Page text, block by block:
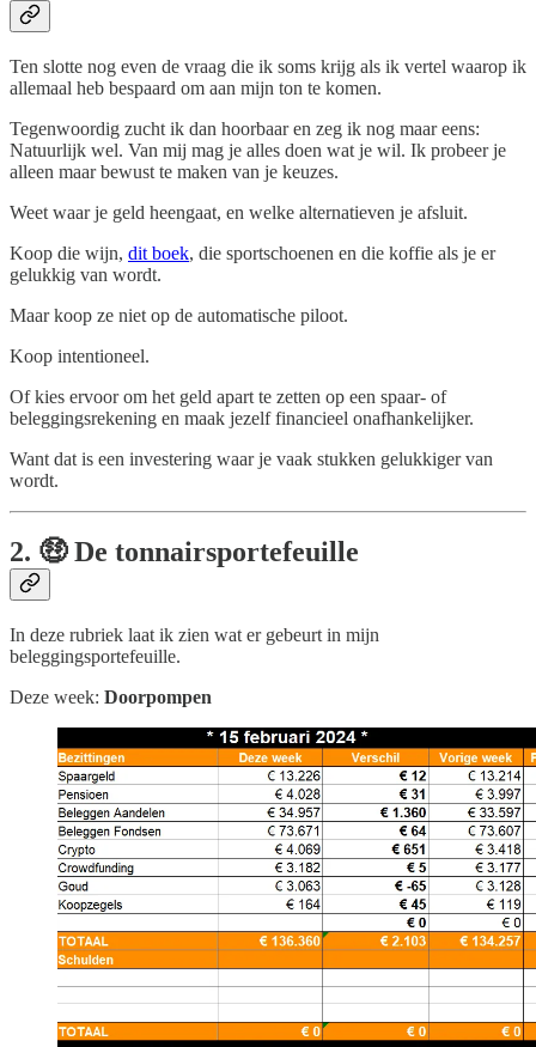
Ten slotte nog even de vraag die ik soms krijg als ik vertel waarop ik
allemaal heb bespaard om aan mijn ton te komen.
Tegenwoordig zucht ik dan hoorbaar en zeg ik nog maar eens:
Natuurlijk wel. Van mij mag je alles doen wat je wil. Ik probeer je
alleen maar bewust te maken van je keuzes.
Weet waar je geld heengaat, en welke alternatieven je afsluit.
Koop die wijn, dit boek, die sportschoenen en die koffie als je er
gelukkig van wordt.
Maar koop ze niet op de automatische piloot.
Koop intentioneel.
Of kies ervoor om het geld apart te zetten op een spaar- of
beleggingsrekening en maak jezelf financieel onafhankelijker.
Want dat is een investering waar je vaak stukken gelukkiger van
wordt.
2. 🤑 De tonnairsportefeuille
In deze rubriek laat ik zien wat er gebeurt in mijn
beleggingsportefeuille.
Deze week: Doorpompen